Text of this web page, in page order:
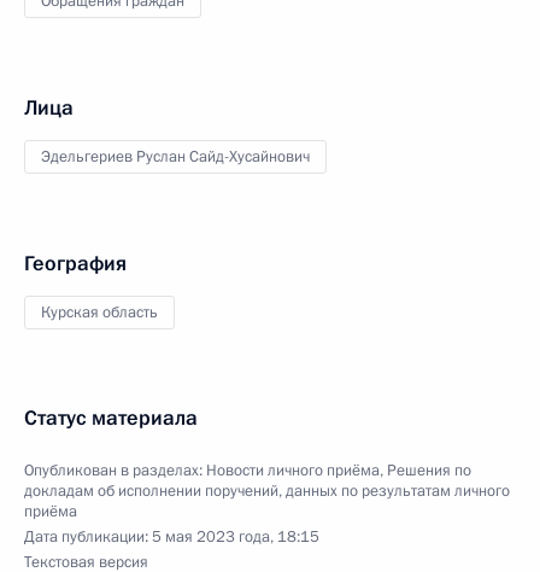
Лица
Эдельгериев Руслан Сайд-Хусайнович
География
Курская область
Статус материала
Опубликован в разделах: Новости личного приёма, Решения по
докладам об исполнении поручений, данных по результатам личного
приёма
Дата публикации:5 мая 2023 года, 18:15
Текстовая версия